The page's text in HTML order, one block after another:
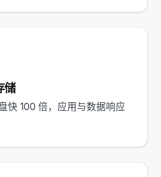
储
快 100 倍，应用与数据响应